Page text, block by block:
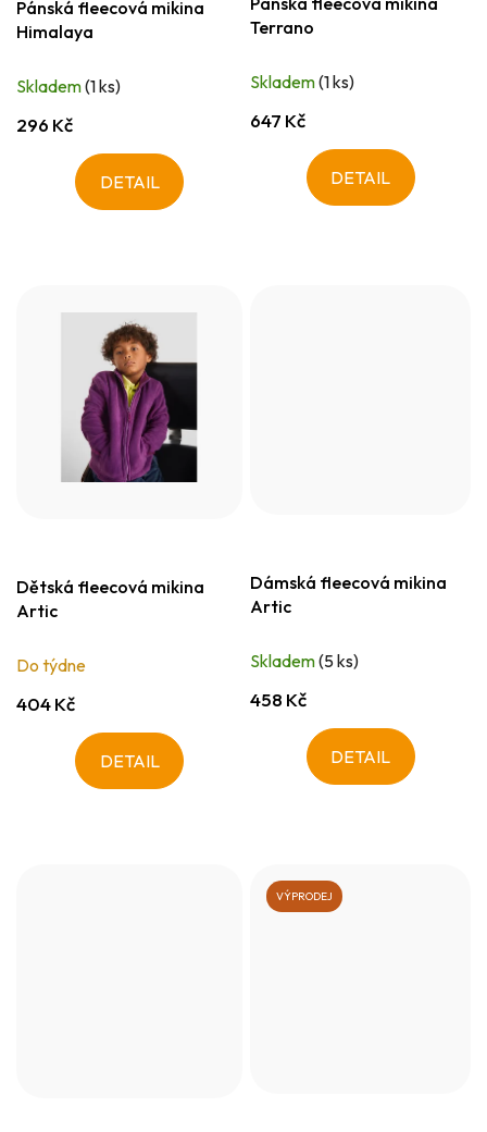
Pánská fleecová mikina
Himalaya
Skladem(1 ks)
296 Kč
DETAIL
Terrano
Skladem(1 ks)
647 Kč
DETAIL
Dětská fleecová mikina
Artic
Do týdne
404 Kč
DETAIL
Dámská fleecová mikina
Artic
Skladem(5 ks)
458 Kč
DETAIL
VÝPRODEJ